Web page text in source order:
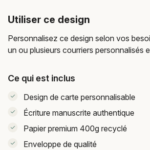
Utiliser ce design
Personnalisez ce design selon vos
un ou plusieurs courriers personnalisés
Ce qui est inclus
Design de carte personnalisable
Écriture manuscrite authentique
Papier premium 400g recyclé
Enveloppe de qualité